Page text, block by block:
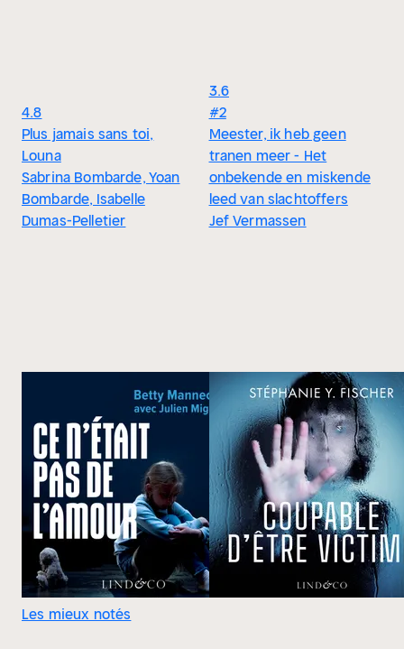
4.8
Plus jamais sans toi,
Louna
Sabrina Bombarde, Yoan
Bombarde, Isabelle
Dumas-Pelletier
3.6
#2
Meester, ik heb geen
tranen meer - Het
onbekende en miskende
leed van slachtoffers
Jef Vermassen
Les mieux notés